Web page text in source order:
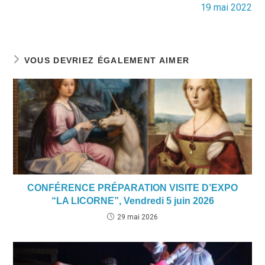
19 mai 2022
VOUS DEVRIEZ ÉGALEMENT AIMER
CONFÉRENCE PRÉPARATION VISITE D’EXPO
“LA LICORNE”, Vendredi 5 juin 2026
29 mai 2026